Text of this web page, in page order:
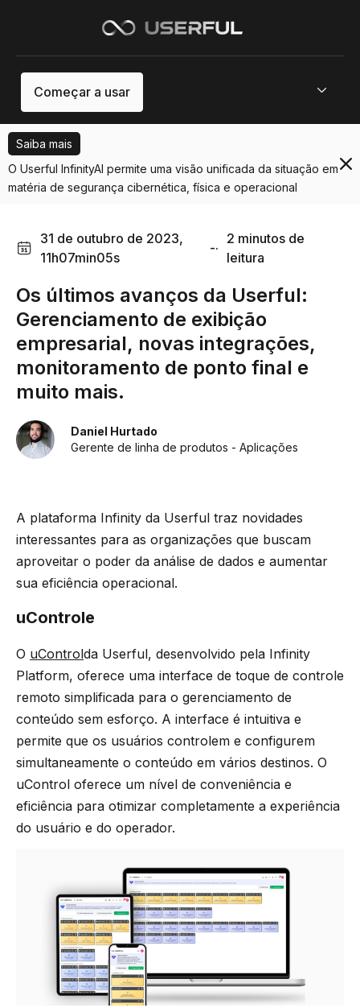
Começar a usar
Saiba mais
O Userful InfinityAI permite uma visão unificada da situação em
matéria de segurança cibernética, física e operacional
31 de outubro de 2023,
11h07min05s
-·
2 minutos de
leitura
Os últimos avanços da Userful:
Gerenciamento de exibição
empresarial, novas integrações,
monitoramento de ponto final e
muito mais.
Daniel Hurtado
Gerente de linha de produtos - Aplicações
A plataforma Infinity da Userful traz novidades
interessantes para as organizações que buscam
aproveitar o poder da análise de dados e aumentar
sua eficiência operacional.
uControle
O uControlda Userful, desenvolvido pela Infinity
Platform, oferece uma interface de toque de controle
remoto simplificada para o gerenciamento de
conteúdo sem esforço. A interface é intuitiva e
permite que os usuários controlem e configurem
simultaneamente o conteúdo em vários destinos. O
uControl oferece um nível de conveniência e
eficiência para otimizar completamente a experiência
do usuário e do operador.